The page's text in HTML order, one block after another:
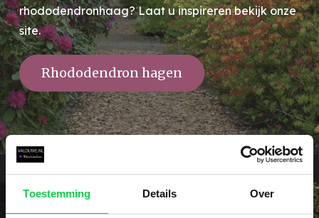
Toestemming Details Over
rhododendronhaag? Laat u inspireren bekijk onze
site.
Rhododendron hagen